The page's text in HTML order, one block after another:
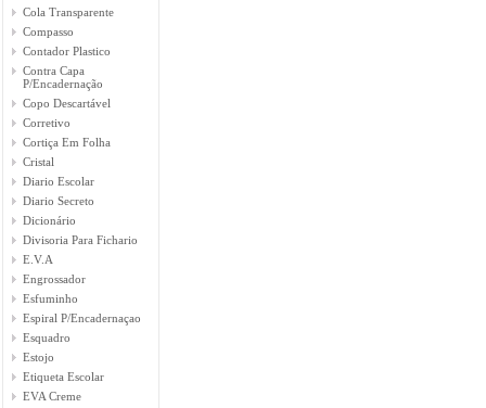
Cola Transparente
Compasso
Contador Plastico
Contra Capa
P/Encadernação
Copo Descartável
Corretivo
Cortiça Em Folha
Cristal
Diario Escolar
Diario Secreto
Dicionário
Divisoria Para Fichario
E.V.A
Engrossador
Esfuminho
Espiral P/Encadernaçao
Esquadro
Estojo
Etiqueta Escolar
EVA Creme